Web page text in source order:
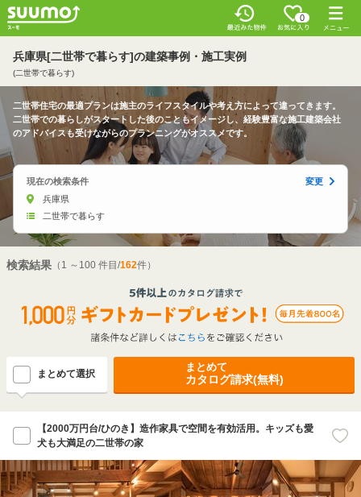
0
兵庫県[二世帯で暮らす]の建築事例・施工実例
(二世帯で暮らす)
二世帯住宅の最適プランは施主のライフスタイルや考え方によって違ってきます。
二世帯での暮らしがスタートした後のこともイメージし、経験豊富な施工建築会社
のアドバイスも受けながらのプランニングがオススメです。
現在の検索条件
変更
兵庫県
二世帯で暮らす
検索結果 （1 ～100 件目/162件）
まとめて選択
まとめて
カタログ請求(無料)
【2000万円台/ひのき】造作家具で空間を有効活用。キッズも愛
犬も大満足の二世帯の家